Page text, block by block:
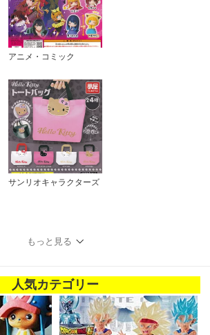
アニメ・コミック
サンリオキャラクターズ
もっと見る
人気カテゴリー